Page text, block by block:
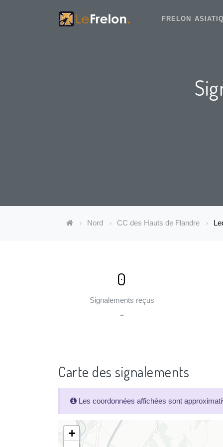
FRELON
Nord CC des Hauts de Flandre
0
Signalements reçus
=
Carte des signalements
Les coordonnées affichées sont
+